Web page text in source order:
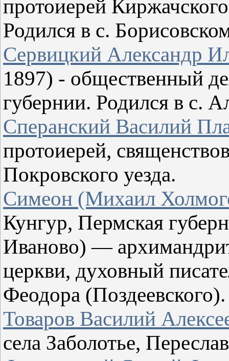
протоиерей
Родился в с.
Сервицкий Александр
1897) - общественный
губернии. Родился в с.
Сперанский Василий
протоиерей,
Покровского уезда.
Симеон (Михаил
Кунгур, Пермская
Иваново) —
церкви, духовный
Феодора (Поздеевского).
Товаров Василий
села Заболотье,